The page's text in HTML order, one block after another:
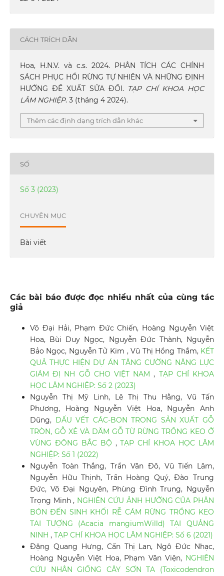
CÁCH TRÍCH DẪN
Hoa, H.N.V. và c.s. 2024. PHÂN TÍCH CÁC CHÍNH
SÁCH PHỤC HỒI RỪNG TỰ NHIÊN VÀ NHỮNG ĐỊNH
HƯỚNG ĐỀ XUẤT SỬA ĐỔI. TẠP CHÍ KHOA HỌC
LÂM NGHIỆP. 3 (tháng 4 2024).
Thêm các định dạng trích dẫn khác
SỐ
Số 3 (2023)
CHUYÊN MỤC
Bài viết
Các bài báo được đọc nhiều nhất của cùng tác
giả
Võ Đại Hải, Phạm Đức Chiến, Hoàng Nguyễn Việt
Hoa, Bùi Duy Ngọc, Nguyễn Đức Thành, Nguyễn
Bảo Ngọc, Nguyễn Tử Kim , Vũ Thị Hồng Thắm, KẾT
QUẢ THỰC HIỆN DỰ ÁN TĂNG CƯỜNG NĂNG LỰC
GIÁM ĐỊ NH GỖ CHO VIỆT NAM, TẠP CHÍ KHOA
HỌC LÂM NGHIỆP: Số 2 (2023)
Nguyễn Thị Mỹ Linh, Lê Thị Thu Hằng, Vũ Tấn
Phương, Hoàng Nguyễn Việt Hoa, Nguyễn Anh
Dũng, DẤU VẾT CÁC-BON TRONG SẢN XUẤT GỖ
TRÒN, GỖ XẺ VÀ DĂM GỖ TỪ RỪNG TRỒNG KEO Ở
VÙNG ĐÔNG BẮC BỘ ,TẠP CHÍ KHOA HỌC LÂM
NGHIỆP: Số 1 (2022)
Nguyễn Toàn Thắng, Trần Văn Đô, Vũ Tiến Lâm,
Nguyễn Hữu Thịnh, Trần Hoàng Quý, Đào Trung
Đức, Võ Đại Nguyên, Phùng Đình Trung, Nguyễn
Trọng Minh , NGHIÊN CỨU ẢNH HƯỞNG CỦA PHÂN
BÓN ĐẾN SINH KHỐI RỄ CÁM RỪNG TRỒNG KEO
TAI TƯỢNG (Acacia mangiumWilld) TẠI QUẢNG
NINH , TẠP CHÍ KHOA HỌC LÂM NGHIỆP: Số 6 (2021)
Đặng Quang Hưng, Cấn Thị Lan, Ngô Đức Nhạc,
Hoàng Nguyễn Việt Hoa, Phạm Văn Viện, NGHIÊN
CỨU NHÂN GIỐNG CÂY SƠN TA (Toxicodendron